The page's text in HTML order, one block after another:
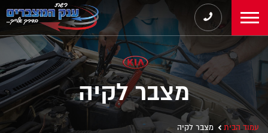
מצבר לקיה
עמוד הבית מצבר לקיה